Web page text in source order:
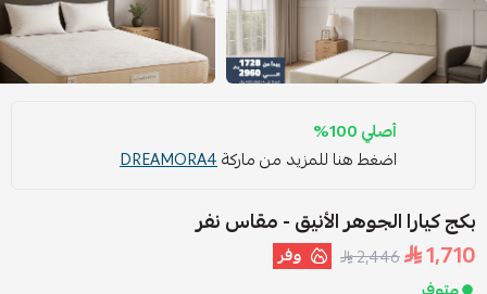
أصلي 100%
اضغط هنا للمزيد من ماركةDREAMORA4
بكج كيارا الجوهر الأنيق - مقاس نفر
1,710
2,446 وفر